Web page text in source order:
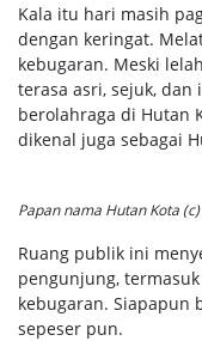
Kala itu hari masih
dengan keringat.
kebugaran. Meski
terasa asri, sejuk, dan
berolahraga di Hutan
dikenal juga sebagai
Papan nama Hutan Kota
Ruang publik ini
pengunjung,
kebugaran. Siapapun
sepeser pun.